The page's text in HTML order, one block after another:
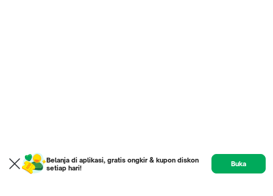
Belanja di aplikasi, gratis ongkir & kupon diskon
setiap hari!
Buka